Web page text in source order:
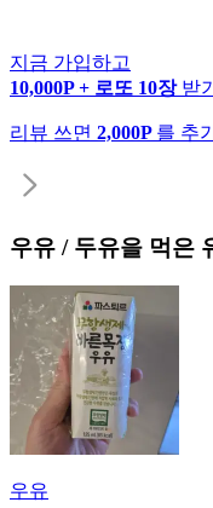
지금 가입하고
10,000P + 로또 10장 받기
리뷰 쓰면 2,000P 를 추
우유 / 두유을 먹은
우유